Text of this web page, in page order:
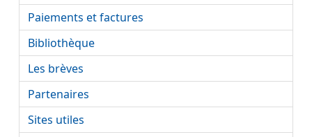
Paiements et factures
Bibliothèque
Les brèves
Partenaires
Sites utiles